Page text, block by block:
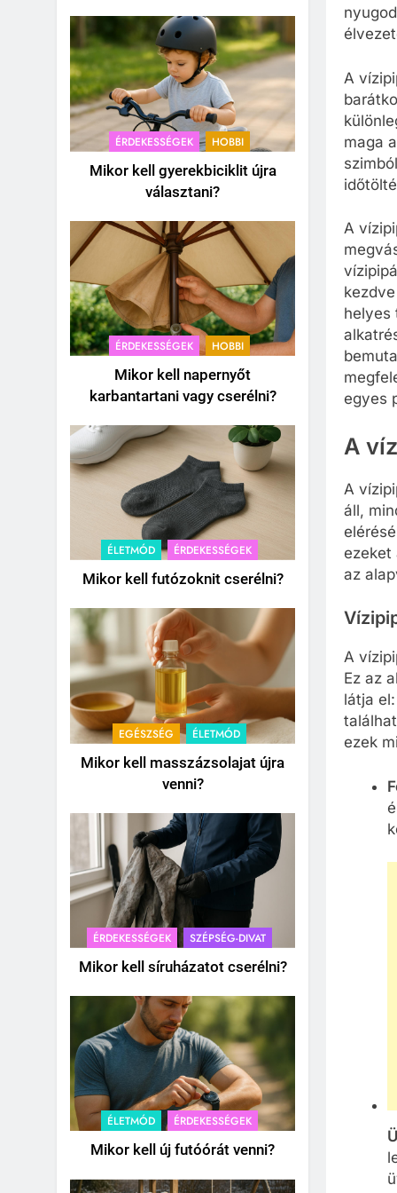
ÉRDEKESSÉGEK HOBBI
Mikor kell gyerekbiciklit újra
választani?
ÉRDEKESSÉGEK HOBBI
Mikor kell napernyőt
karbantartani vagy cserélni?
ÉLETMÓD ÉRDEKESSÉGEK
Mikor kell futózoknit cserélni?
EGÉSZSÉG ÉLETMÓD
Mikor kell masszázsolajat újra
venni?
ÉRDEKESSÉGEK SZÉPSÉG-DIVAT
Mikor kell síruházatot cserélni?
ÉLETMÓD ÉRDEKESSÉGEK
Mikor kell új futóórát venni?
A
maga
A
helyes
egyes
A
A
áll,
ezeket
az
A
Ez az
látja
ezek